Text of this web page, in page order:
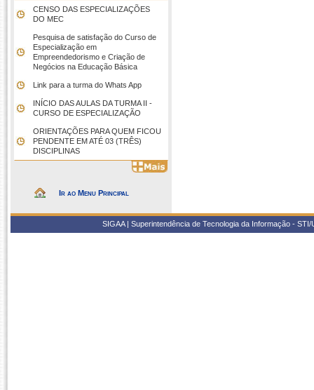
CENSO DAS ESPECIALIZAÇÕES
DO MEC
Pesquisa de satisfação do Curso de
Especialização em
Empreendedorismo e Criação de
Negócios na Educação Básica
Link para a turma do Whats App
INÍCIO DAS AULAS DA TURMA II -
CURSO DE ESPECIALIZAÇÃO
ORIENTAÇÕES PARA QUEM FICOU
PENDENTE EM ATÉ 03 (TRÊS)
DISCIPLINAS
Ir ao Menu Principal
SIGAA | Superintendência de Tecnologia da Informação -